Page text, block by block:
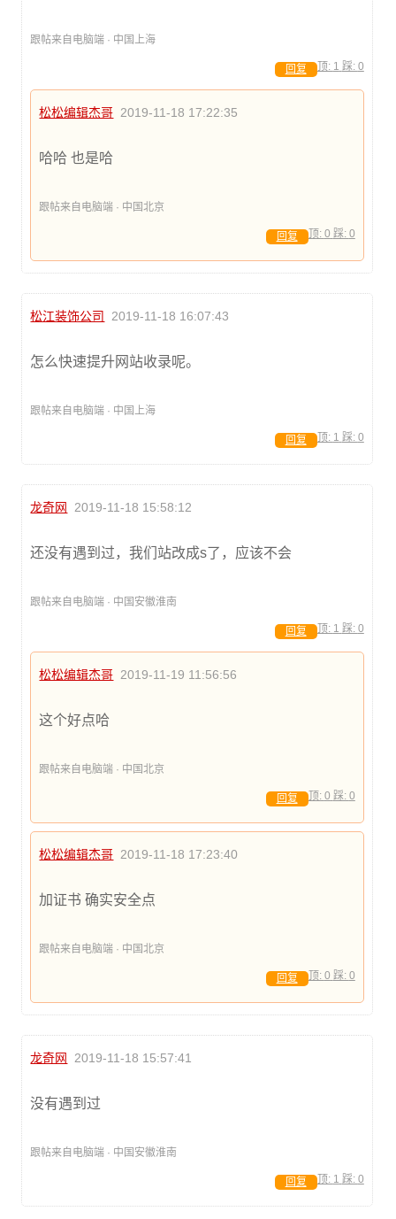
跟帖来自电脑端 · 中国上海
顶: 1 踩: 0
回复
松松编辑杰哥 2019-11-18 17:22:35
哈哈 也是哈
跟帖来自电脑端 · 中国北京
顶: 0 踩: 0
回复
松江装饰公司 2019-11-18 16:07:43
怎么快速提升网站收录呢。
跟帖来自电脑端 · 中国上海
顶: 1 踩: 0
回复
龙奇网 2019-11-18 15:58:12
还没有遇到过，我们站改成s了，应该不会
跟帖来自电脑端 · 中国安徽淮南
顶: 1 踩: 0
回复
松松编辑杰哥 2019-11-19 11:56:56
这个好点哈
跟帖来自电脑端 · 中国北京
顶: 0 踩: 0
回复
松松编辑杰哥 2019-11-18 17:23:40
加证书 确实安全点
跟帖来自电脑端 · 中国北京
顶: 0 踩: 0
回复
龙奇网 2019-11-18 15:57:41
没有遇到过
跟帖来自电脑端 · 中国安徽淮南
顶: 1 踩: 0
回复